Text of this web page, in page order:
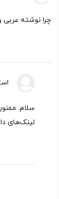
چرا نوشته عربی
سلام.
لینک‌های